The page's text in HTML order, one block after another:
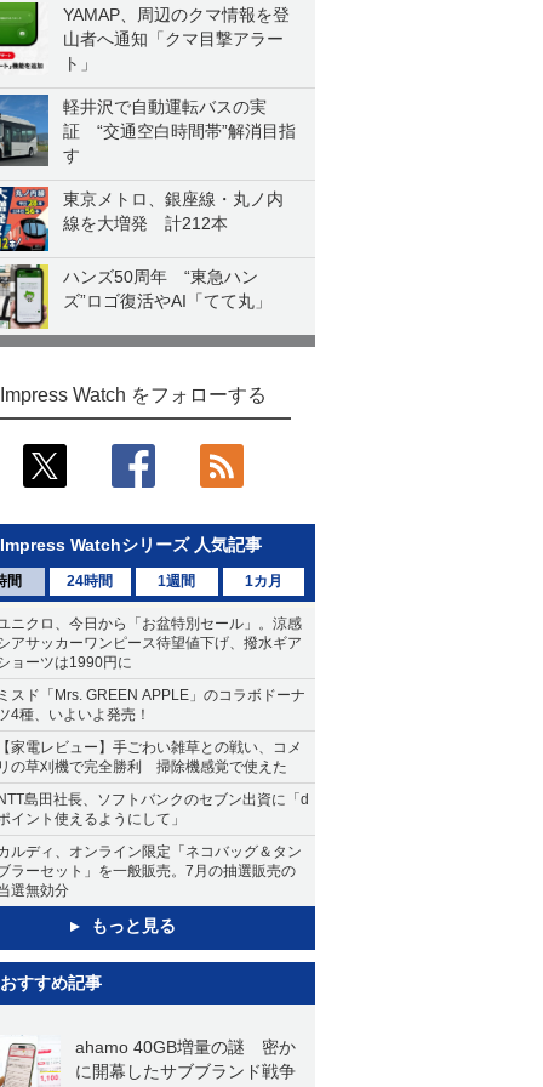
YAMAP、周辺のクマ情報を登
山者へ通知「クマ目撃アラー
ト」
軽井沢で自動運転バスの実
証 “交通空白時間帯”解消目指
す
東京メトロ、銀座線・丸ノ内
線を大増発 計212本
ハンズ50周年 “東急ハン
ズ”ロゴ復活やAI「てて丸」
Impress Watch をフォローする
Impress Watchシリーズ 人気記事
間 24時間 1週間 1カ月
ニクロ、今日から「お盆特別セール」。涼感
アサッカーワンピース待望値下げ、撥水ギア
ョーツは1990円に
スド「Mrs. GREEN APPLE」のコラボドーナ
4種、いよいよ発売！
家電レビュー】手ごわい雑草との戦い、コメ
の草刈機で完全勝利 掃除機感覚で使えた
島田社長、ソフトバンクのセブン出資に「d
イント使えるようにして」
ルディ、オンライン限定「ネコバッグ＆タン
ラーセット」を一般販売。7月の抽選販売の
選無効分
もっと見る
おすすめ記事
ahamo 40GB増量の謎 密か
に開幕したサブブランド戦争